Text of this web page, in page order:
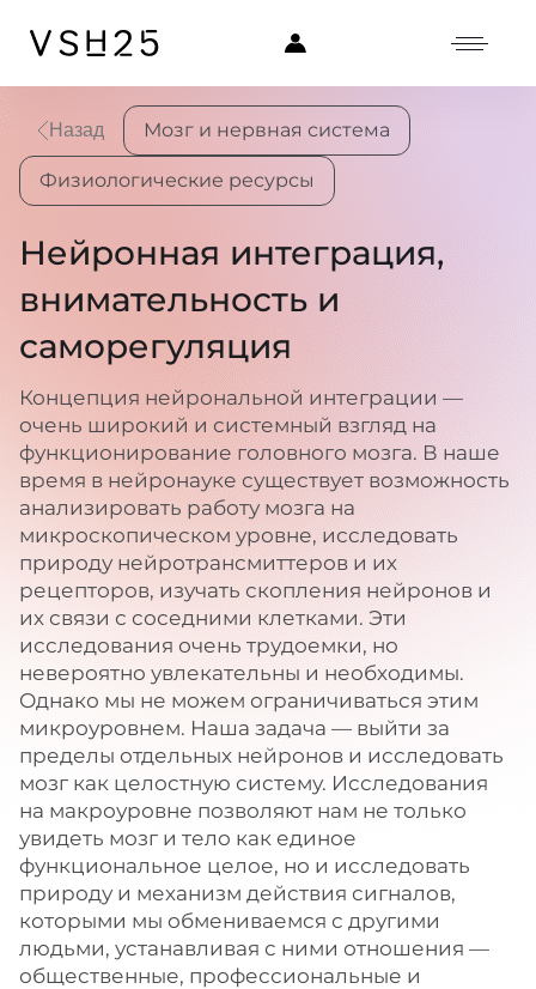
Назад Мозг и нервная система
Физиологические ресурсы
Нейронная интеграция,
внимательность и
саморегуляция
Концепция нейрональной интеграции —
очень широкий и системный взгляд на
функционирование головного мозга. В наше
время в нейронауке существует возможность
анализировать работу мозга на
микроскопическом уровне, исследовать
природу нейротрансмиттеров и их
рецепторов, изучать скопления нейронов и
их связи с соседними клетками. Эти
исследования очень трудоемки, но
невероятно увлекательны и необходимы.
Однако мы не можем ограничиваться этим
микроуровнем. Наша задача — выйти за
пределы отдельных нейронов и исследовать
мозг как целостную систему. Исследования
на макроуровне позволяют нам не только
увидеть мозг и тело как единое
функциональное целое, но и исследовать
природу и механизм действия сигналов,
которыми мы обмениваемся с другими
людьми, устанавливая с ними отношения —
общественные, профессиональные и